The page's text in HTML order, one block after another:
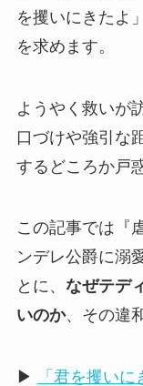
を攫いにきたよ
を求めます。
ようやく救いが
口づけや強引な
するどころか戸
この記事では『
ンデレ公爵に溺
とに、 なぜテデ
いのか、その違
▶ 「君を攫い